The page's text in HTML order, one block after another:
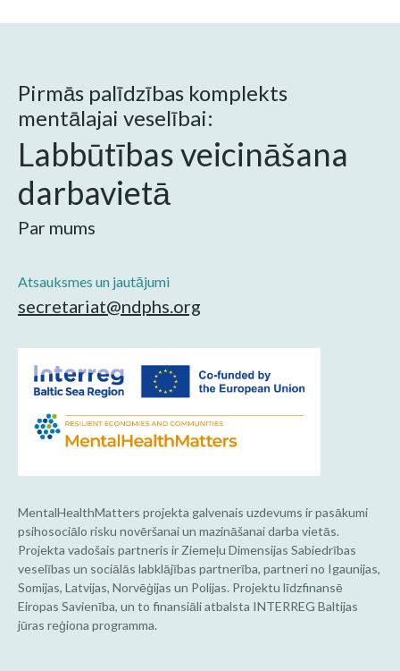
Pirmās palīdzības komplekts
mentālajai veselībai:
Labbūtības veicināšana
darbavietā
Par mums
Atsauksmes un jautājumi
secretariat@ndphs.org
MentalHealthMatters projekta galvenais uzdevums ir pasākumi
psihosociālo risku novēršanai un mazināšanai darba vietās.
Projekta vadošais partneris ir Ziemeļu Dimensijas Sabiedrības
veselības un sociālās labklājības partnerība, partneri no Igaunijas,
Somijas, Latvijas, Norvēģijas un Polijas. Projektu līdzfinansē
Eiropas Savienība, un to finansiāli atbalsta INTERREG Baltijas
jūras reģiona programma.